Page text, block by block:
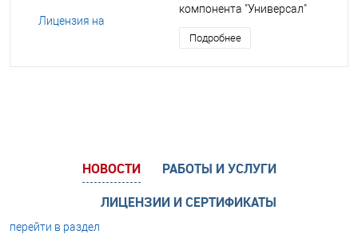
компонента "Универсал"
Подробнее
НОВОСТИ
РАБОТЫ И УСЛУГИ
ЛИЦЕНЗИИ И СЕРТИФИКАТЫ
перейти в раздел